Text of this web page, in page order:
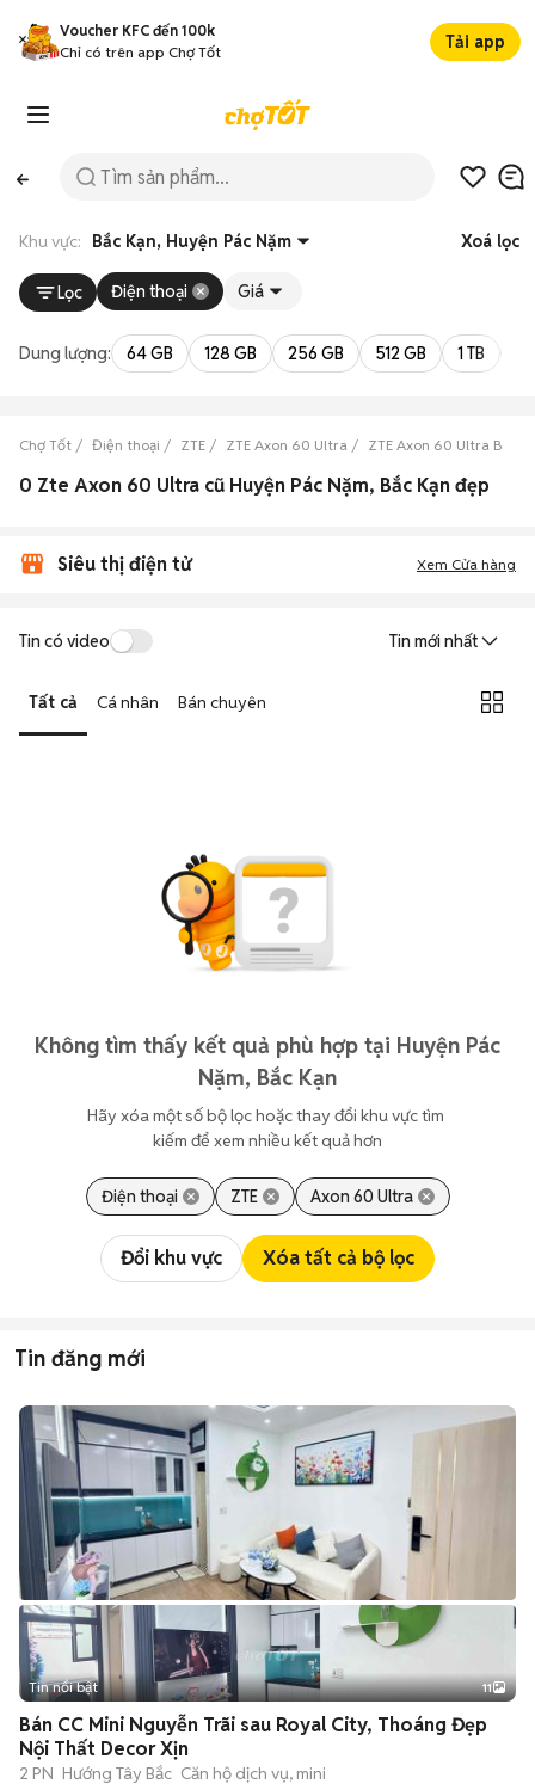
Voucher KFC đến 100k
Chỉ có trên app Chợ Tốt
Tải app
Khu vực: Bắc Kạn, Huyện Pác Nặm Xoá lọc
Lọc Điện thoại Giá
Dung lượng: 64 GB 128 GB 256 GB 512 GB 1 TB
Chợ Tốt Điện thoại ZTE ZTE Axon 60 Ultra ZTE Axon 60 Ultra Bắc
0 Zte Axon 60 Ultra cũ Huyện Pác Nặm, Bắc Kạn đẹp
Siêu thị điện tử Xem Cửa hàng
Tin có video Tin mới nhất
Tất cả Cá nhân Bán chuyên
Không tìm thấy kết quả phù hợp tại Huyện Pác
Nặm, Bắc Kạn
Hãy xóa một số bộ lọc hoặc thay đổi khu vực tìm
kiếm để xem nhiều kết quả hơn
Điện thoại ZTE Axon 60 Ultra
Đổi khu vực Xóa tất cả bộ lọc
Tin đăng mới
+2
Tin nổi bật 11
Bán CC Mini Nguyễn Trãi sau Royal City, Thoáng Đẹp
Nội Thất Decor Xịn
2 PN Hướng Tây Bắc Căn hộ dịch vụ, mini